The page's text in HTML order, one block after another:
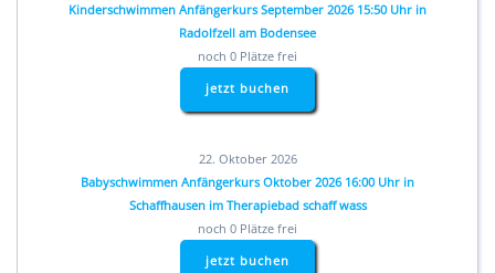
Kinderschwimmen Anfängerkurs September 2026 15:50 Uhr in
Radolfzell am Bodensee
noch 0 Plätze frei
jetzt buchen
22. Oktober 2026
Babyschwimmen Anfängerkurs Oktober 2026 16:00 Uhr in
Schaffhausen im Therapiebad schaff wass
noch 0 Plätze frei
jetzt buchen